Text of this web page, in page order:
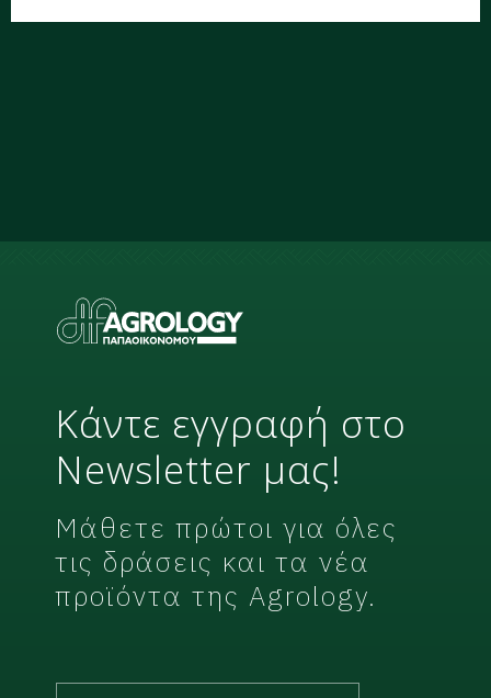
Κάντε εγγραφή στο
Newsletter μας!
Μάθετε πρώτοι για όλες
τις δράσεις και τα νέα
προϊόντα της Agrology.